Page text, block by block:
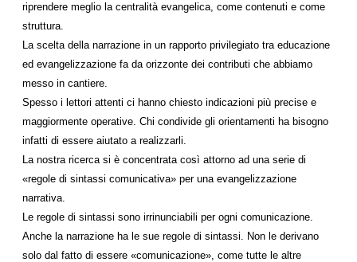
riprendere meglio la centralità evangelica, come contenuti e come
struttura.
La scelta della narrazione in un rapporto privilegiato tra educazione
ed evangelizzazione fa da orizzonte dei contributi che abbiamo
messo in cantiere.
Spesso i lettori attenti ci hanno chiesto indicazioni più precise e
maggiormente operative. Chi condivide gli orientamenti ha bisogno
infatti di essere aiutato a realizzarli.
La nostra ricerca si è concentrata così attorno ad una serie di
«regole di sintassi comunicativa» per una evangelizzazione
narrativa.
Le regole di sintassi sono irrinunciabili per ogni comunicazione.
Anche la narrazione ha le sue regole di sintassi. Non le derivano
solo dal fatto di essere «comunicazione», come tutte le altre